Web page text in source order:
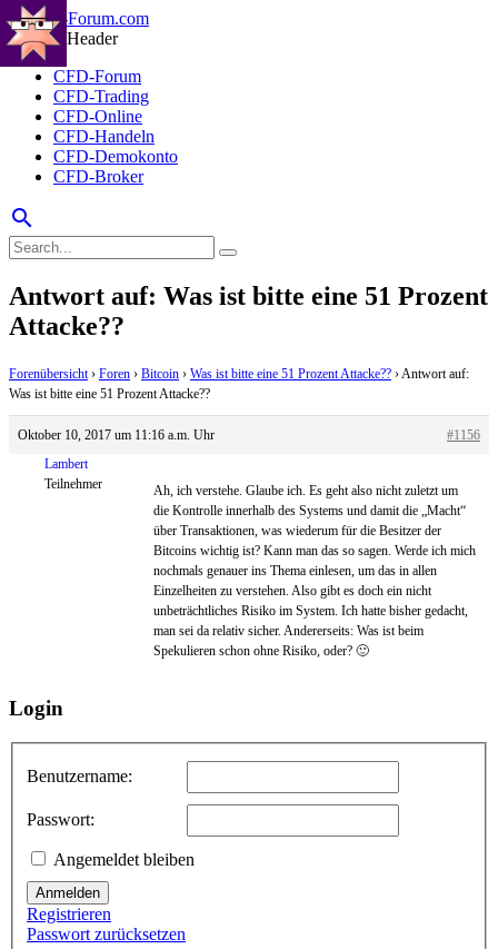
CFD-Forum
CFD-Trading
CFD-Online
CFD-Handeln
CFD-Demokonto
CFD-Broker
search
Antwort auf: Was ist bitte eine 51 Prozent
Attacke??
Forenübersicht › Foren › Bitcoin › Was ist bitte eine 51 Prozent Attacke?? ›Antwort auf:
Was ist bitte eine 51 Prozent Attacke??
Oktober 10, 2017 um 11:16 a.m. Uhr
#1156
Lambert
Teilnehmer
Ah, ich verstehe. Glaube ich. Es geht also nicht zuletzt um
die Kontrolle innerhalb des Systems und damit die „Macht“
über Transaktionen, was wiederum für die Besitzer der
Bitcoins wichtig ist? Kann man das so sagen. Werde ich mich
nochmals genauer ins Thema einlesen, um das in allen
Einzelheiten zu verstehen. Also gibt es doch ein nicht
unbeträchtliches Risiko im System. Ich hatte bisher gedacht,
man sei da relativ sicher. Andererseits: Was ist beim
Spekulieren schon ohne Risiko, oder? 🙂
Login
Benutzername:
Passwort:
Angemeldet bleiben
Anmelden
Registrieren
Passwort zurücksetzen